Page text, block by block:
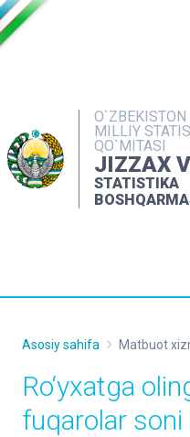
MILLIY
QO`MITASI
JIZZAX
STATISTIKA
Asosiy sahifa Matbuot
Ro‘yxatga
fuqarolar soni